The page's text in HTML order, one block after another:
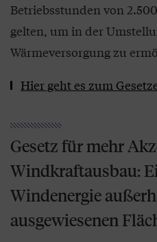
Betriebsstunden von
gelten, um in der
Wärmeversorgung zu
Hier geht es zum
Gesetz für mehr
Windkraftausbau:
Windenergie
ausgewiesenen